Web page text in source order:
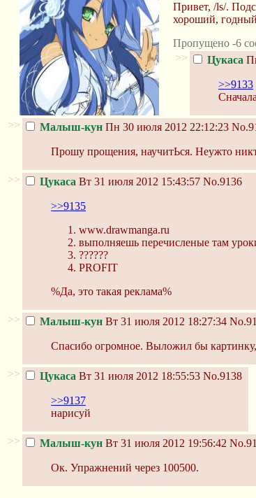
Привет, /ls/.
хороший, годный
Пропущено -6
>>
Цукаса
>>9133
>> Малыш-кун Пн 30 июля 2012 22:12:23
Прошу прощения, научитЬся. Неужто
>> Цукаса Вт 31 июля 2012 15:43:57 No.9136
>>9135
www.drawmanga.ru
выполняешь перечисленые там
??????
PROFIT
%Да, это такая реклама%
>> Малыш-кун Вт 31 июля 2012 18:27:34
Спасибо огромное. Выложил бы
>> Цукаса Вт 31 июля 2012 18:55:53 No.9138
>>9137
нарисуй
>> Малыш-кун Вт 31 июля 2012 19:56:42
Ок. Упражнений через 100500.